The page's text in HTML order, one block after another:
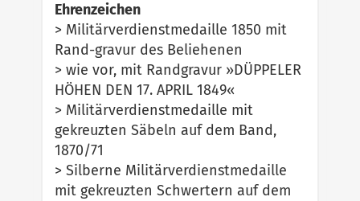
Ehrenzeichen
> Militärverdienstmedaille 1850 mit
Rand-gravur des Beliehenen
> wie vor, mit Randgravur »DÜPPELER
HÖHEN DEN 17. APRIL 1849«
> Militärverdienstmedaille mit
gekreuzten Säbeln auf dem Band,
1870/71
> Silberne Militärverdienstmedaille
mit gekreuzten Schwertern auf dem